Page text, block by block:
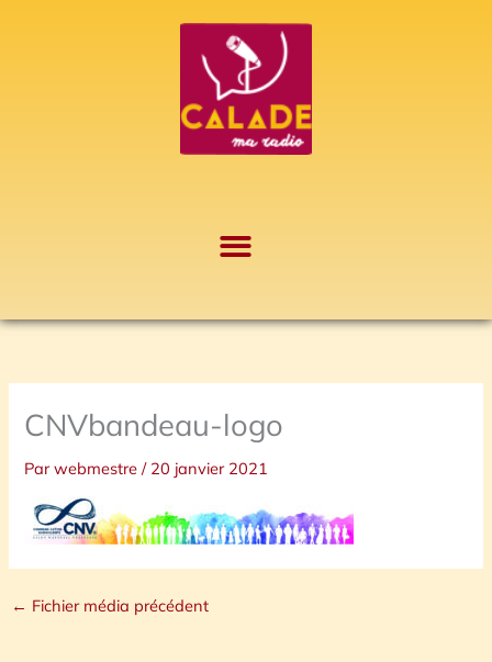
CNVbandeau-logo
Parwebmestre/ 20 janvier 2021
← Fichier média précédent